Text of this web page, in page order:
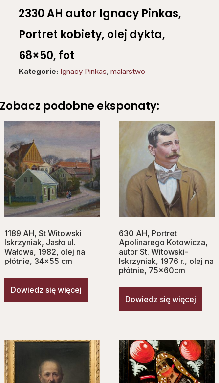
2330 AH autor Ignacy Pinkas,
Portret kobiety, olej dykta,
68×50, fot
Kategorie: Ignacy Pinkas, malarstwo
Zobacz podobne eksponaty:
1189 AH, St Witowski
Iskrzyniak, Jasło ul.
Wałowa, 1982, olej na
płótnie, 34×55 cm
Dowiedz się więcej
630 AH, Portret
Apolinarego Kotowicza,
autor St. Witowski-
Iskrzyniak, 1976 r., olej na
płótnie, 75x60cm
Dowiedz się więcej